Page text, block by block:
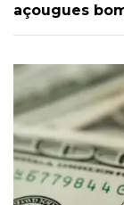
açougues